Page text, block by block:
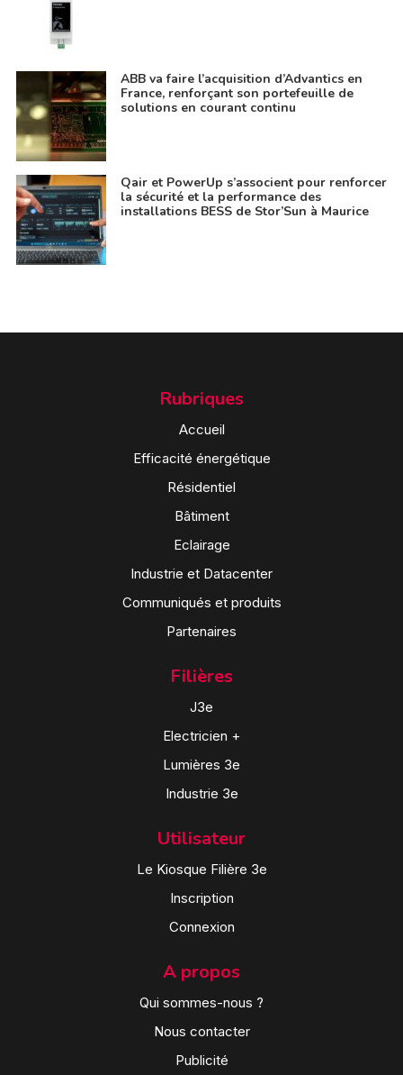
ABB va faire l’acquisition d’Advantics en
France, renforçant son portefeuille de
solutions en courant continu
Qair et PowerUp s’associent pour renforcer
la sécurité et la performance des
installations BESS de Stor’Sun à Maurice
Rubriques
Accueil
Efficacité énergétique
Résidentiel
Bâtiment
Eclairage
Industrie et Datacenter
Communiqués et produits
Partenaires
Filières
J3e
Electricien +
Lumières 3e
Industrie 3e
Utilisateur
Le Kiosque Filière 3e
Inscription
Connexion
A propos
Qui sommes-nous ?
Nous contacter
Publicité